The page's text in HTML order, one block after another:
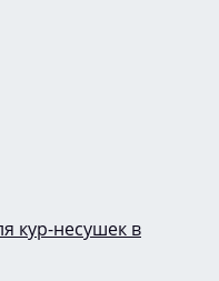
кур-несушек в